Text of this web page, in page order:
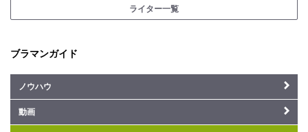
ライター一覧
ブラマンガイド
ノウハウ
動画